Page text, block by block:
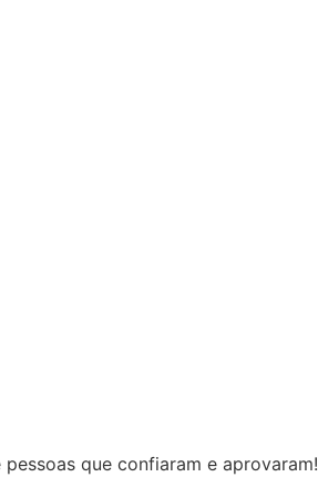
que confiaram e aprovaram!